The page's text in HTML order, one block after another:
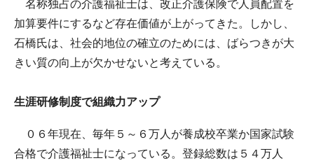
名称独占の介護福祉士は、改正介護保険で人員配置を
加算要件にするなど存在価値が上がってきた。しかし、
石橋氏は、社会的地位の確立のためには、ばらつきが大
きい質の向上が欠かせないと考えている。
生涯研修制度で組織力アップ
０６年現在、毎年５～６万人が養成校卒業か国家試験
合格で介護福祉士になっている。登録総数は５４万人